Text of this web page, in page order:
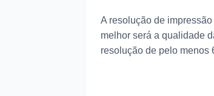
A resolução de
melhor será a qualidade
resolução de pelo menos